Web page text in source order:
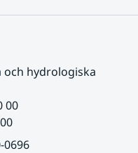
och hydrologiska
00